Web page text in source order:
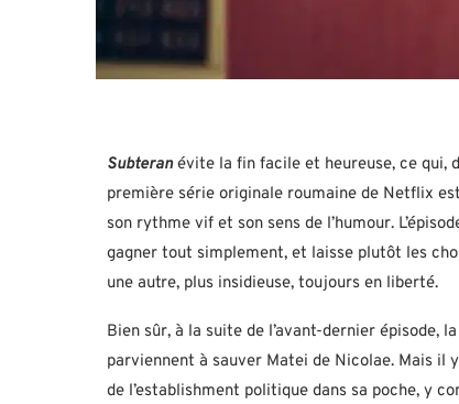
Subteranévite la fin facile et heureuse, ce qui,
première série originale roumaine de Netflix
son rythme vif et son sens de l’humour.
gagner tout simplement, et laisse plutôt les
une autre, plus insidieuse, toujours en liberté.
Bien sûr, à la suite de l’avant-dernier épisode,
parviennent à sauver Matei de Nicolae. Mais il
de l’establishment politique dans sa poche, y